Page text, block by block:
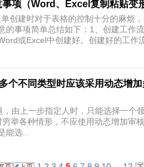
项（Word、Excel复制粘贴变
创建时对于表格的控制十分的麻烦
的事项简单总结如下：1、创建工作
或Excel中创建好。创建好的工作
个不同类型时应该采用动态增
由上一步指定人时，只能选择一个
举各种情形，不应使用动态增加审
能选...